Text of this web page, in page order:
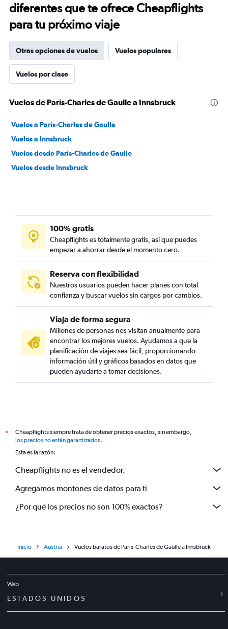
diferentes que te ofrece Cheapflights
para tu próximo viaje
Otras opciones de vuelos Vuelos populares
Vuelos por clase
Vuelos de París-Charles de Gaulle a Innsbruck
Vuelos a París-Charles de Gaulle
Vuelos a Innsbruck
Vuelos desde París-Charles de Gaulle
Vuelos desde Innsbruck
100% gratis
Cheapflights es totalmente gratis, así que puedes
empezar a ahorrar desde el momento cero.
Reserva con flexibilidad
Nuestros usuarios pueden hacer planes con total
confianza y buscar vuelos sin cargos por cambios.
Viaja de forma segura
Millones de personas nos visitan anualmente para
encontrar los mejores vuelos. Ayudamos a que la
planificación de viajes sea fácil, proporcionando
información útil y gráficos basados en datos que
pueden ayudarte a tomar decisiones.
*
Cheapflights siempre trata de obtener precios exactos, sin embargo,
los precios no están garantizados.
Esta es la razón:
Cheapflights no es el vendedor.
Agregamos montones de datos para ti
¿Por qué los precios no son 100% exactos?
Inicio Austria Vuelos baratos de París-Charles de Gaulle a Innsbruck
Web
ESTADOS UNIDOS